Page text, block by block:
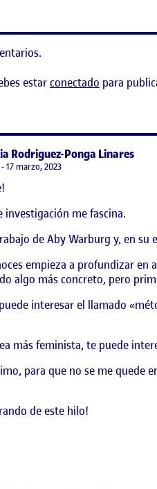
estarconectado para
Rodriguez-Ponga Linaressays:
17 marzo, 2023
investigación me fascina.
de Aby Warburg y, en su
empieza a profundizar
algo más concreto, pero
interesar el llamado
más feminista, te puede
para que no se me quede
de este hilo!